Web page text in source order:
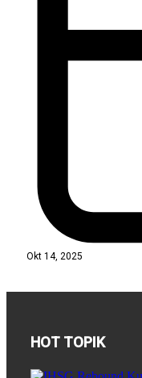
Okt 14, 2025
HOT TOPIK